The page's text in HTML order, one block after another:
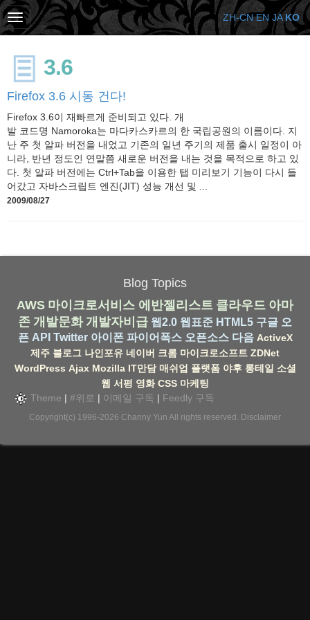
3.6
Firefox 3.6 시동 건다!
Firefox 3.6이 재빠르게 준비되고 있다. 개
발 코드명 Namoroka는 마다카스카르의 한 국립공원의 이름이다. 지
난 주 첫 알파 버전을 내었고 기존의 일년 주기의 제품 출시 일정이 아
니라, 반년 정도인 연말쯤 새로운 버전을 내는 것을 목적으로 하고 있
다. 첫 알파 버전에는 Ctrl+Tab을 이용한 탭 미리보기 기능이 다시 들
어갔고 자바스크립트 엔진(JIT) 성능 개선 및 ...
2009/08/27
Blog Topics
AWS 마이크로서비스 에반젤리스트 클라우드 아마
존 개발문화 개발자비급 웹2.0 웹표준 HTML5 구글 오
픈 API Twitter 아이폰 파이어폭스 오픈소스 다음 ActiveX
제주 블로그 나인포유 네이버 크롬 마이크로소프트 ZDNet
WordPress Ajax Mozilla IT만담 매쉬업 플랫폼 야후 롱테일 소셜
웹 서평 영화 CSS 마케팅
Theme | #위로 | 이메일 구독 | Feedly 구독
Copyright(c) 1996-2026 Channy Yun All rights reserved. Disclaimer
ZH-CN EN JA KO